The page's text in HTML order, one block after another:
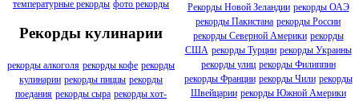
температурные рекорды фото рекорды
Рекорды кулинарии
рекорды алкоголя рекорды кофе рекорды
кулинарии рекорды пиццы рекорды
поедания рекорды сыра рекорды хот-
Рекорды Новой Зеландии рекорды ОАЭ
рекорды Пакистана рекорды России
рекорды Северной Америки рекорды
США рекорды Турции рекорды Украины
рекорды улиц рекорды Филиппин
рекорды Франции рекорды Чили рекорды
Швейцарии рекорды Южной Америки